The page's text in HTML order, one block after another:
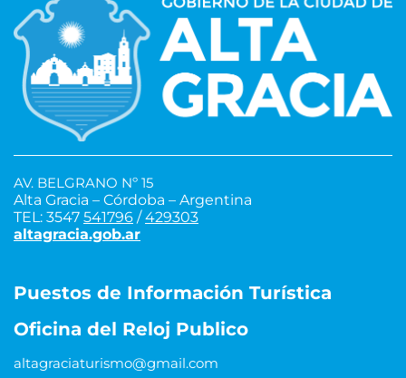
AV. BELGRANO Nº 15
Alta Gracia – Córdoba – Argentina
TEL: 3547 541796 /429303
altagracia.gob.ar
Puestos de Información Turística
Oficina del Reloj Publico
altagraciaturismo@gmail.com